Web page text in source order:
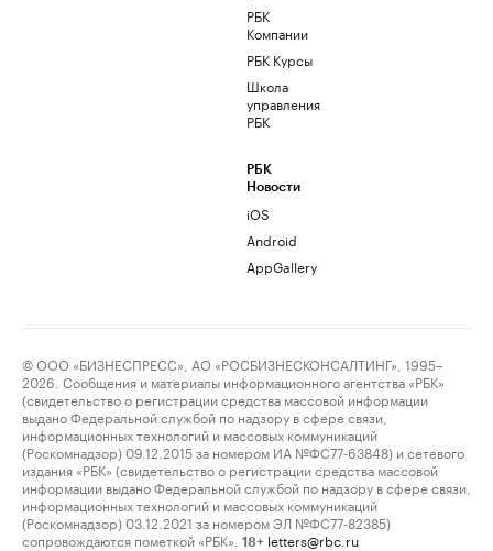
РБК
Компании
РБК Курсы
Школа
управления
РБК
РБК
Новости
iOS
Android
AppGallery
© ООО «БИЗНЕСПРЕСС», АО «РОСБИЗНЕСКОНСАЛТИНГ», 1995–
2026. Сообщения и материалы информационного агентства «РБК»
(свидетельство о регистрации средства массовой информации
выдано Федеральной службой по надзору в сфере связи,
информационных технологий и массовых коммуникаций
(Роскомнадзор) 09.12.2015 за номером ИА №ФС77-63848) и сетевого
издания «РБК» (свидетельство о регистрации средства массовой
информации выдано Федеральной службой по надзору в сфере связи,
информационных технологий и массовых коммуникаций
(Роскомнадзор) 03.12.2021 за номером ЭЛ №ФС77-82385)
сопровождаются пометкой «РБК».
18+ letters@rbc.ru